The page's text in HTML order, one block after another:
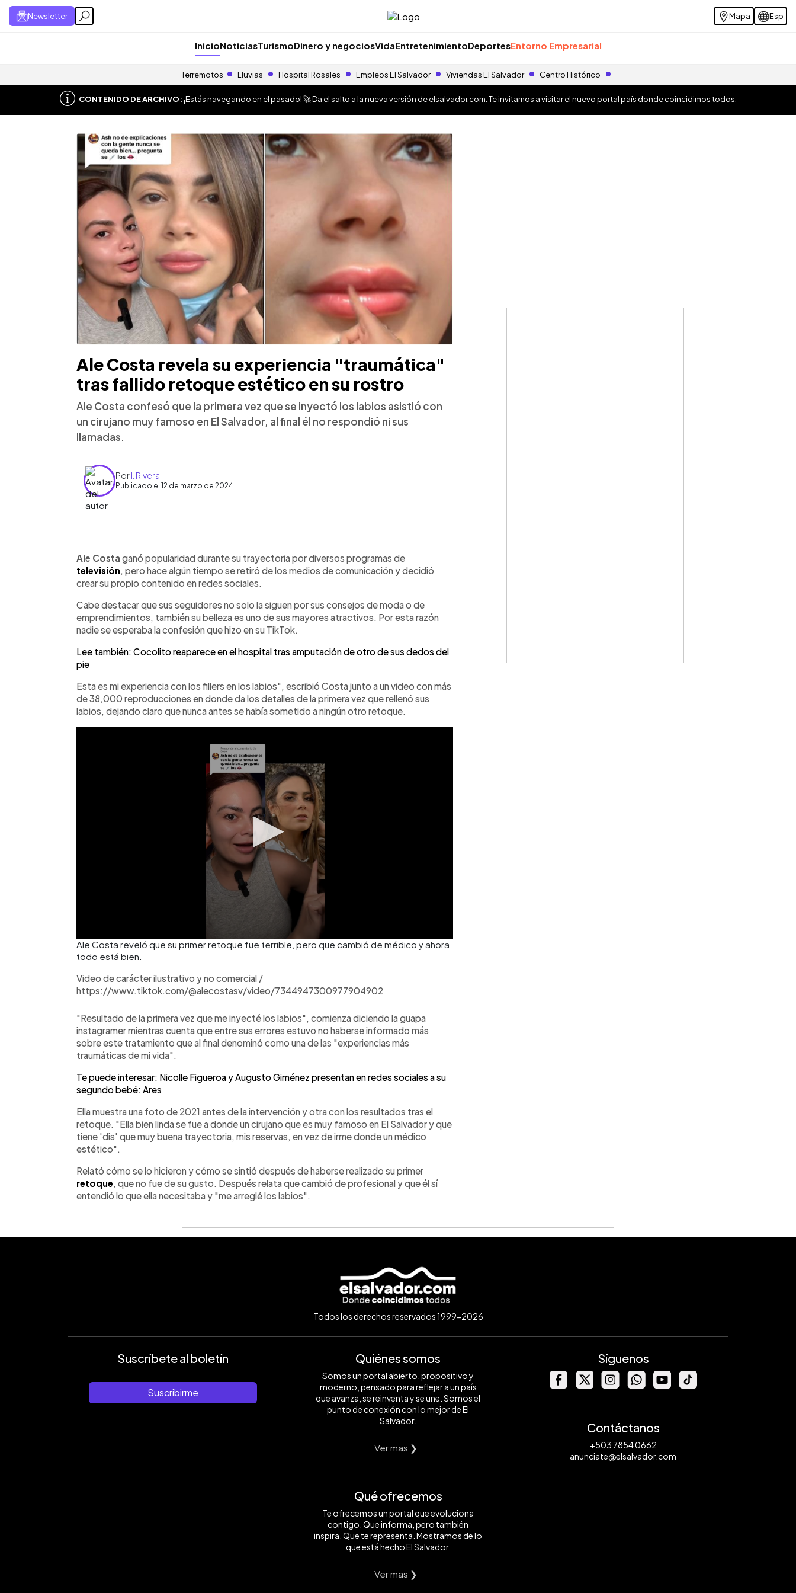
Newsletter Mapa Esp
InicioNoticiasTurismoDinero y negociosVidaEntretenimientoDeportesEntorno Empresarial
Terremotos Lluvias Hospital Rosales Empleos El Salvador Viviendas El Salvador Centro Histórico
CONTENIDO DE ARCHIVO:¡Estás navegando en el pasado! 🚀 Da el salto a la nueva versión deelsalvador.com . Te invitamos a visitar el nuevo portal país donde coincidimos todos.
Ale Costa revela su experiencia "traumática"
tras fallido retoque estético en su rostro
Ale Costa confesó que la primera vez que se inyectó los labios asistió con
un cirujano muy famoso en El Salvador, al final él no respondió ni sus
llamadas.
PorI. Rivera
Publicado el 12 de marzo de 2024
► Escuchar artículo
Ale Costa ganó popularidad durante su trayectoria por diversos programas de
televisión , pero hace algún tiempo se retiró de los medios de comunicación y decidió
crear su propio contenido en redes sociales.
Cabe destacar que sus seguidores no solo la siguen por sus consejos de moda o de
emprendimientos, también su belleza es uno de sus mayores atractivos. Por esta razón
nadie se esperaba la confesión que hizo en su TikTok.
Lee también: Cocolito reaparece en el hospital tras amputación de otro de sus dedos del
pie
Esta es mi experiencia con los fillers en los labios", escribió Costa junto a un video con más
de 38,000 reproducciones en donde da los detalles de la primera vez que rellenó sus
labios, dejando claro que nunca antes se había sometido a ningún otro retoque.
Ale Costa reveló que su primer retoque fue terrible, pero que cambió de médico y ahora
todo está bien.
Video de carácter ilustrativo y no comercial /
https://www.tiktok.com/@alecostasv/video/7344947300977904902
"Resultado de la primera vez que me inyecté los labios", comienza diciendo la guapa
instagramer mientras cuenta que entre sus errores estuvo no haberse informado más
sobre este tratamiento que al final denominó como una de las "experiencias más
traumáticas de mi vida".
Te puede interesar: Nicolle Figueroa y Augusto Giménez presentan en redes sociales a su
segundo bebé: Ares
Ella muestra una foto de 2021 antes de la intervención y otra con los resultados tras el
retoque. "Ella bien linda se fue a donde un cirujano que es muy famoso en El Salvador y que
tiene 'dis' que muy buena trayectoria, mis reservas, en vez de irme donde un médico
estético".
Relató cómo se lo hicieron y cómo se sintió después de haberse realizado su primer
retoque , que no fue de su gusto. Después relata que cambió de profesional y que él sí
entendió lo que ella necesitaba y "me arreglé los labios".
Todos los derechos reservados 1999-2026
Suscríbete al boletín
Suscribirme
Quiénes somos
Somos un portal abierto, propositivo y
moderno, pensado para reflejar a un país
que avanza, se reinventa y se une. Somos el
punto de conexión con lo mejor de El
Salvador.
Ver mas ❯
Qué ofrecemos
Te ofrecemos un portal que evoluciona
contigo. Que informa, pero también
inspira. Que te representa. Mostramos de lo
que está hecho El Salvador.
Ver mas ❯
Síguenos
Contáctanos
+503 7854 0662
anunciate@elsalvador.com